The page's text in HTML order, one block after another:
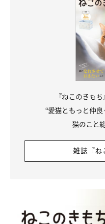
『ねこのきも
“愛猫ともっと仲
猫のこと
雑誌『ね